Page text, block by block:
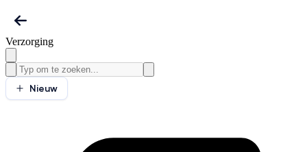
Verzorging
Nieuw